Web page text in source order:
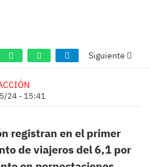
Siguiente
24 - 15:41
registran en el primer
de viajeros del 6,1 por